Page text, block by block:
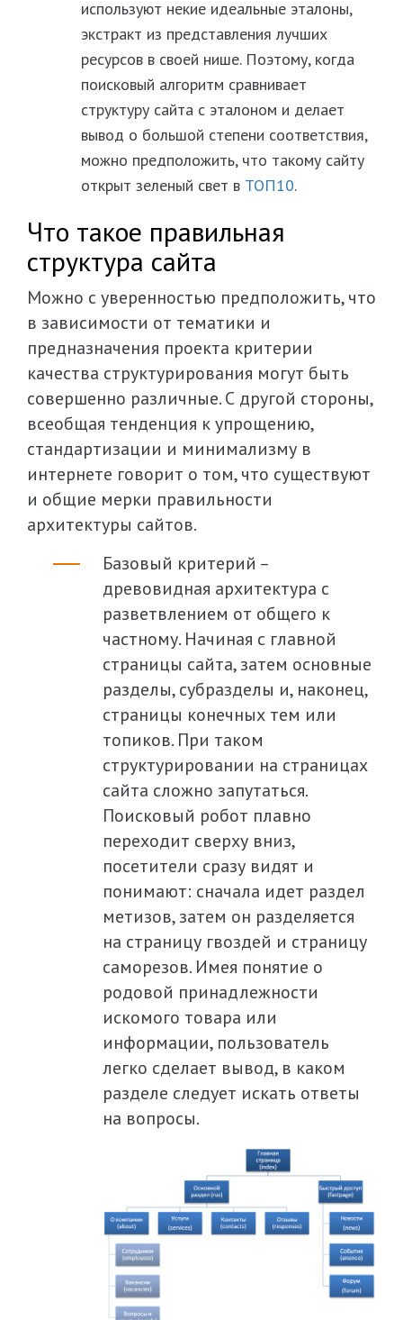
используют некие идеальные эталоны,
экстракт из представления лучших
ресурсов в своей нише. Поэтому, когда
поисковый алгоритм сравнивает
структуру сайта с эталоном и делает
вывод о большой степени соответствия,
можно предположить, что такому сайту
открыт зеленый свет в ТОП10.
Что такое правильная
структура сайта
Можно с уверенностью предположить, что
в зависимости от тематики и
предназначения проекта критерии
качества структурирования могут быть
совершенно различные. С другой стороны,
всеобщая тенденция к упрощению,
стандартизации и минимализму в
интернете говорит о том, что существуют
и общие мерки правильности
архитектуры сайтов.
Базовый критерий –
древовидная архитектура с
разветвлением от общего к
частному. Начиная с главной
страницы сайта, затем основные
разделы, субразделы и, наконец,
страницы конечных тем или
топиков. При таком
структурировании на страницах
сайта сложно запутаться.
Поисковый робот плавно
переходит сверху вниз,
посетители сразу видят и
понимают: сначала идет раздел
метизов, затем он разделяется
на страницу гвоздей и страницу
саморезов. Имея понятие о
родовой принадлежности
искомого товара или
информации, пользователь
легко сделает вывод, в каком
разделе следует искать ответы
на вопросы.